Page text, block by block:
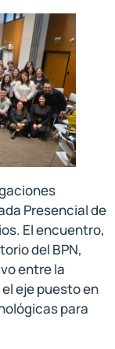
Presencial de
El encuentro,
del BPN,
entre la
eje puesto en
para